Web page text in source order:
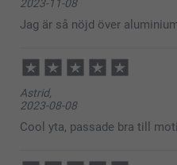
2023-11-08
Jag är så nöjd över
Astrid,
2023-08-08
Cool yta, passade bra till